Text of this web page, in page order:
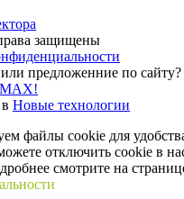
защищены
предложенние по сайту?
Новые технологии
файлы cookie для
отключить cookie в
смотрите на